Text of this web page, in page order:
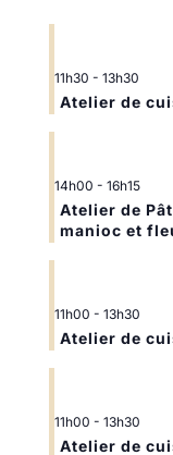
11h30 - 13h30
Atelier de
14h00 - 16h15
Atelier de
manioc et
11h00 - 13h30
Atelier de
11h00 - 13h30
Atelier de